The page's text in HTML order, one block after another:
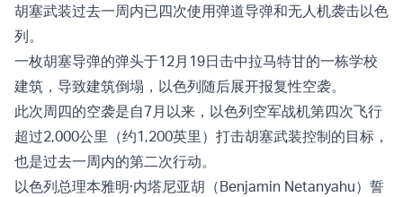
胡塞武装过去一周内已四次使用弹道导弹和无人机袭击以色
列。
一枚胡塞导弹的弹头于12月19日击中拉马特甘的一栋学校
建筑，导致建筑倒塌，以色列随后展开报复性空袭。
此次周四的空袭是自7月以来，以色列空军战机第四次飞行
超过2,000公里（约1,200英里） 打击胡塞武装控制的目标，
也是过去一周内的第二次行动。
以色列总理本雅明·内塔尼亚胡（Benjamin Netanyahu）誓